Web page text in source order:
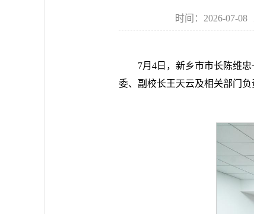
时间：2026-07-08
7月4日，新乡市市长陈维
委、副校长王天云及相关部门负